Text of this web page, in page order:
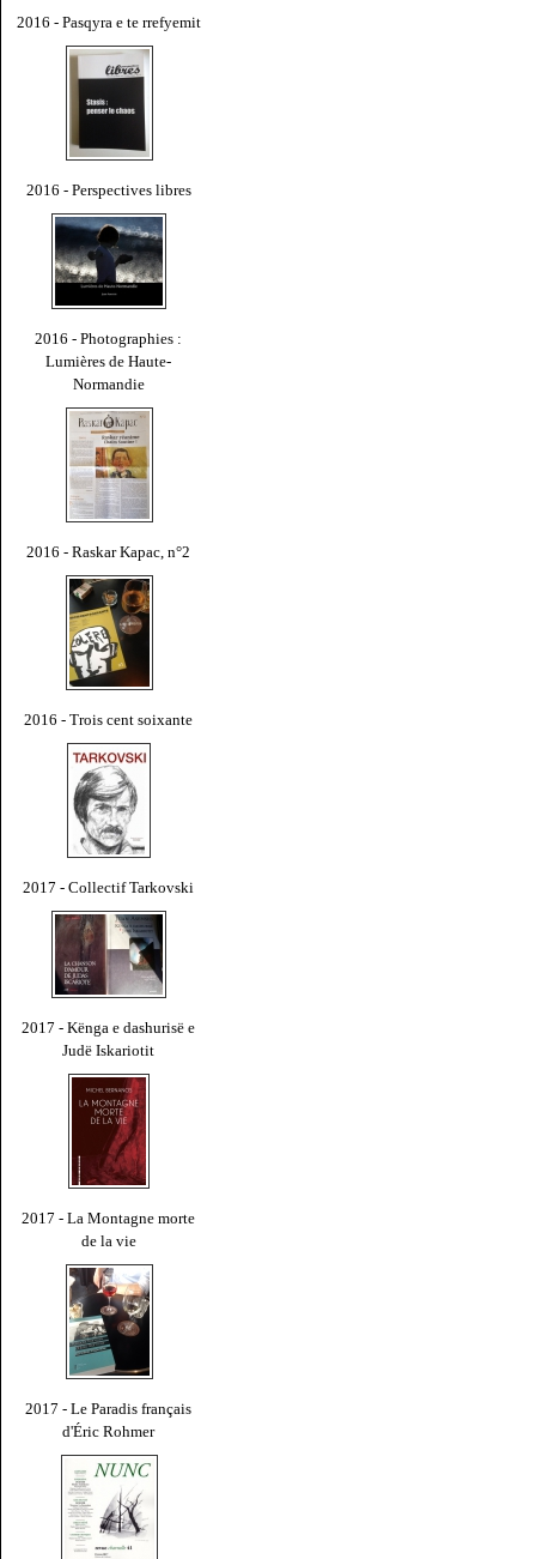
2016 - Pasqyra e te rrefyemit
2016 - Perspectives libres
2016 - Photographies :
Lumières de Haute-
Normandie
2016 - Raskar Kapac, n°2
2016 - Trois cent soixante
2017 - Collectif Tarkovski
2017 - Kënga e dashurisë e
Judë Iskariotit
2017 - La Montagne morte
de la vie
2017 - Le Paradis français
d'Éric Rohmer